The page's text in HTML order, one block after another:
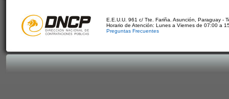
E.E.U.U. 961 c/ Tte. Fariña. Asunción, Paraguay -
Horario de Atención: Lunes a Viernes de 07:00 a
Preguntas Frecuentes